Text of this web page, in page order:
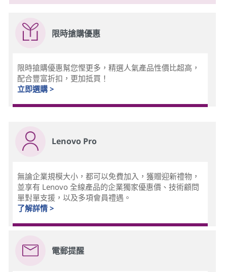
限時搶購優惠
限時搶購優惠幫您慳更多，精選人氣產品性價比超高，
配合豐富折扣，更加抵買！
立即選購 >
Lenovo Pro
無論企業規模大小，都可以免費加入，獲贈迎新禮物，
並享有 Lenovo 全線產品的企業獨家優惠價、技術顧問
單對單支援，以及多項會員禮遇。
了解詳情 >
電郵提醒